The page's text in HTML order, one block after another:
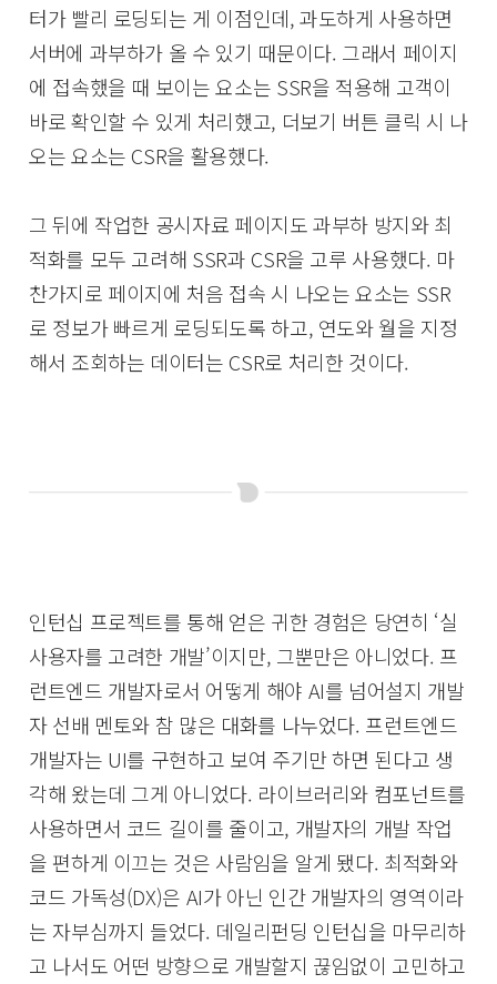
터가 빨리 로딩되는 게 이점인데, 과도하게 사용하면
서버에 과부하가 올 수 있기 때문이다. 그래서 페이지
에 접속했을 때 보이는 요소는 SSR을 적용해 고객이
바로 확인할 수 있게 처리했고, 더보기 버튼 클릭 시 나
오는 요소는 CSR을 활용했다.
그 뒤에 작업한 공시자료 페이지도 과부하 방지와 최
적화를 모두 고려해 SSR과 CSR을 고루 사용했다. 마
찬가지로 페이지에 처음 접속 시 나오는 요소는 SSR
로 정보가 빠르게 로딩되도록 하고, 연도와 월을 지정
해서 조회하는 데이터는 CSR로 처리한 것이다.
인턴십 프로젝트를 통해 얻은 귀한 경험은 당연히 ‘실
사용자를 고려한 개발’이지만, 그뿐만은 아니었다. 프
런트엔드 개발자로서 어떻게 해야 AI를 넘어설지 개발
자 선배 멘토와 참 많은 대화를 나누었다. 프런트엔드
개발자는 UI를 구현하고 보여 주기만 하면 된다고 생
각해 왔는데 그게 아니었다. 라이브러리와 컴포넌트를
사용하면서 코드 길이를 줄이고, 개발자의 개발 작업
을 편하게 이끄는 것은 사람임을 알게 됐다. 최적화와
코드 가독성(DX)은 AI가 아닌 인간 개발자의 영역이라
는 자부심까지 들었다. 데일리펀딩 인턴십을 마무리하
고 나서도 어떤 방향으로 개발할지 끊임없이 고민하고